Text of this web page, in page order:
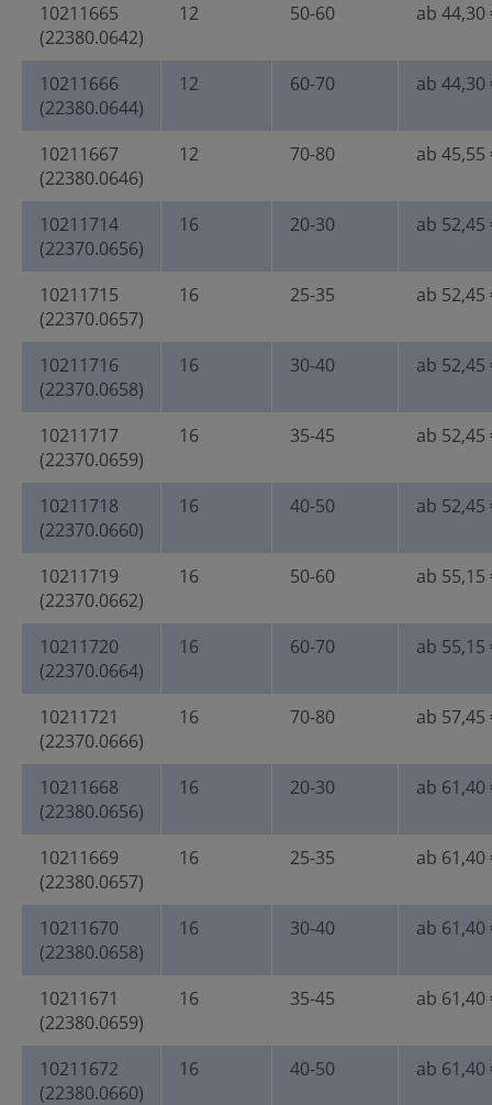
10211665
(22380.0642)
12 50-60 ab 44,30
10211666
(22380.0644)
12 60-70 ab 44,30
10211667
(22380.0646)
12 70-80 ab 45,55
10211714
(22370.0656)
16 20-30 ab 52,45
10211715
(22370.0657)
16 25-35 ab 52,45
10211716
(22370.0658)
16 30-40 ab 52,45
10211717
(22370.0659)
16 35-45 ab 52,45
10211718
(22370.0660)
16 40-50 ab 52,45
10211719
(22370.0662)
16 50-60 ab 55,15
10211720
(22370.0664)
16 60-70 ab 55,15
10211721
(22370.0666)
16 70-80 ab 57,45
10211668
(22380.0656)
16 20-30 ab 61,40
10211669
(22380.0657)
16 25-35 ab 61,40
10211670
(22380.0658)
16 30-40 ab 61,40
10211671
(22380.0659)
16 35-45 ab 61,40
10211672
(22380.0660)
16 40-50 ab 61,40